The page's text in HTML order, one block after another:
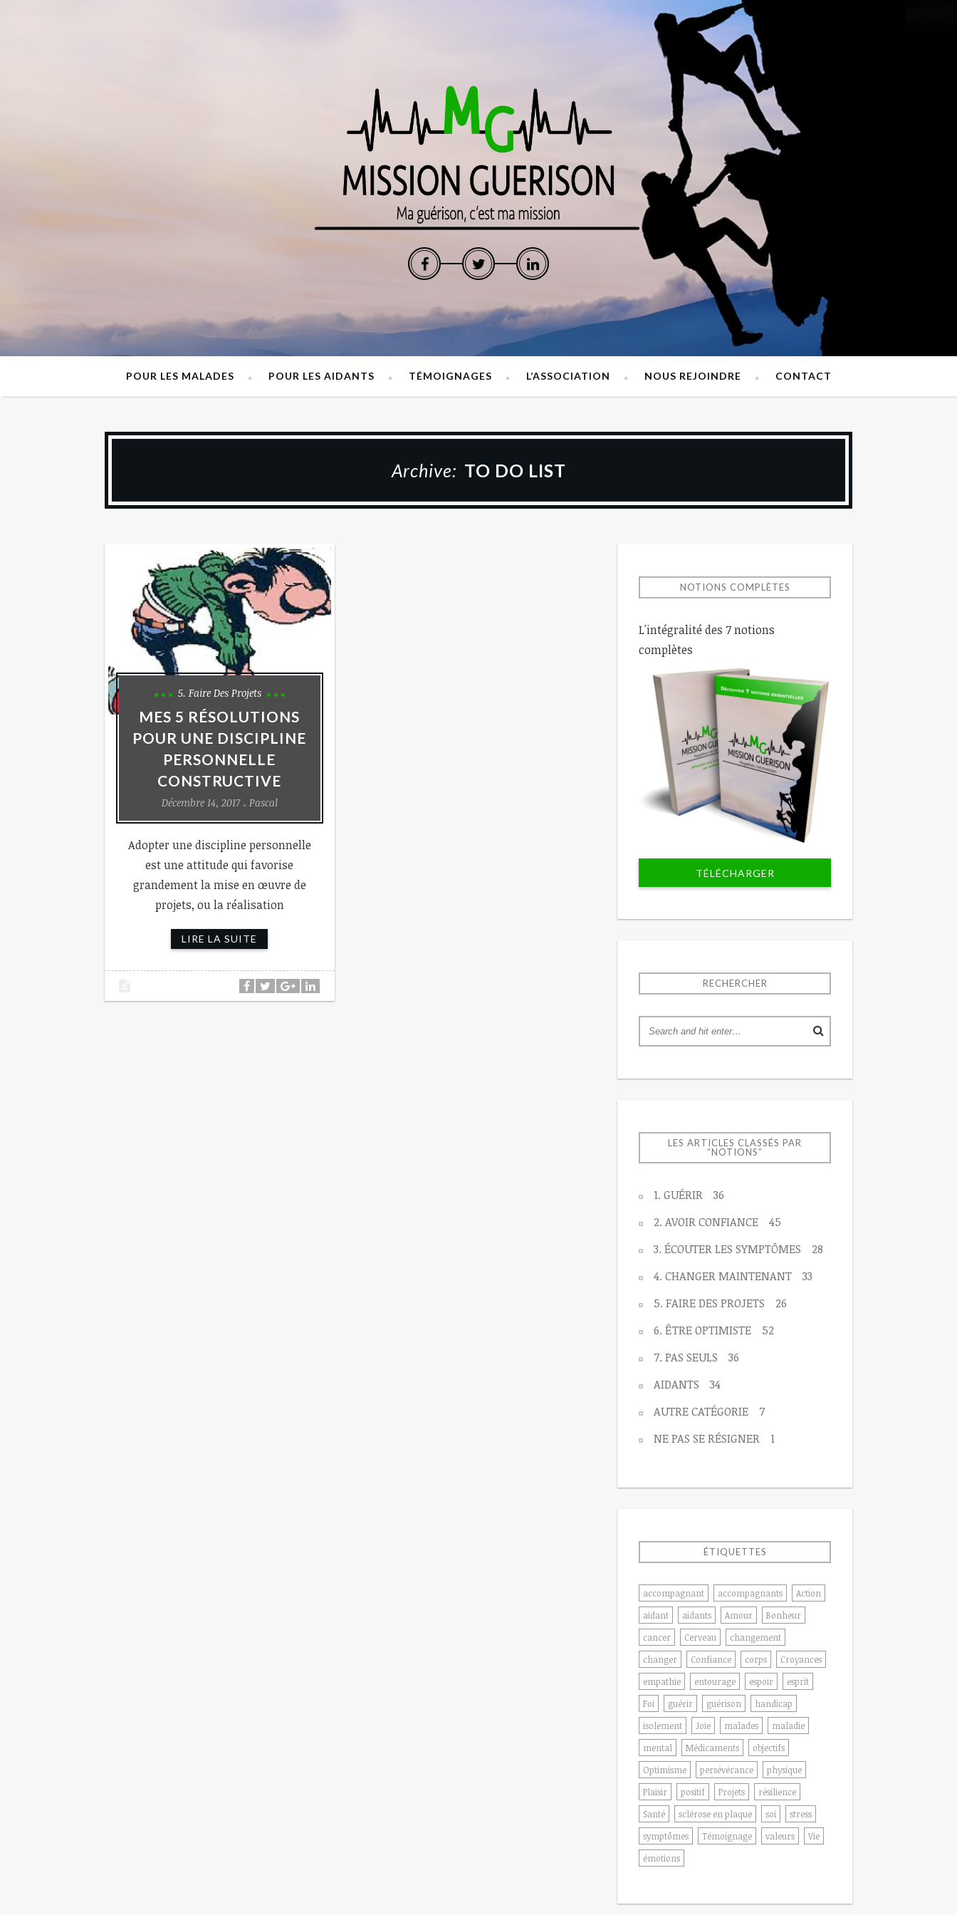
POUR LES MALADES POUR LES AIDANTS TÉMOIGNAGES L’ASSOCIATION NOUS REJOINDRE CONTACT
Archive: TO DO LIST
5. Faire Des Projets
MES 5 RÉSOLUTIONS
POUR UNE DISCIPLINE
PERSONNELLE
CONSTRUCTIVE
Décembre 14, 2017 Pascal
Adopter une discipline personnelle
est une attitude qui favorise
grandement la mise en œuvre de
projets, ou la réalisation
LIRE LA SUITE
NOTIONS COMPLÈTES
L'intégralité des 7 notions
complètes
TÉLÉCHARGER
RECHERCHER
LES ARTICLES CLASSÉS PAR
“NOTIONS”
1. GUÉRIR
36
2. AVOIR CONFIANCE
45
3. ÉCOUTER LES SYMPTÔMES
28
4. CHANGER MAINTENANT
33
5. FAIRE DES PROJETS
26
6. ÊTRE OPTIMISTE
52
7. PAS SEULS
36
AIDANTS
34
AUTRE CATÉGORIE
7
NE PAS SE RÉSIGNER
1
ÉTIQUETTES
accompagnant accompagnants
Action
aidant
aidants Amour
Bonheur
cancer
Cerveau
changement
changer
Confiance corps
Croyances
empathie
entourage espoir
esprit
Foi
guérir guérison
handicap
isolement
Joie malades
maladie
mental
Médicaments
objectifs
Optimisme
persévérance
physique
Plaisir
positif Projets
résilience
Santé
sclérose en plaque soi
stress
symptômes
Témoignage valeurs
Vie
émotions